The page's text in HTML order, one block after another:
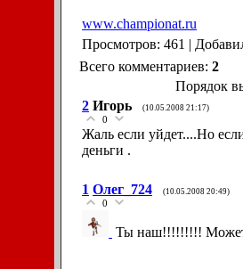
www.championat.ru
Просмотров: 461 |
Всего комментариев: 2
Порядок
2 Игорь (10.05.2008 21:17)
0
Жаль если уйдет....Но
деньги .
1 Олег_724 (10.05.2008 20:49)
0
Ты наш!!!!!!!!!